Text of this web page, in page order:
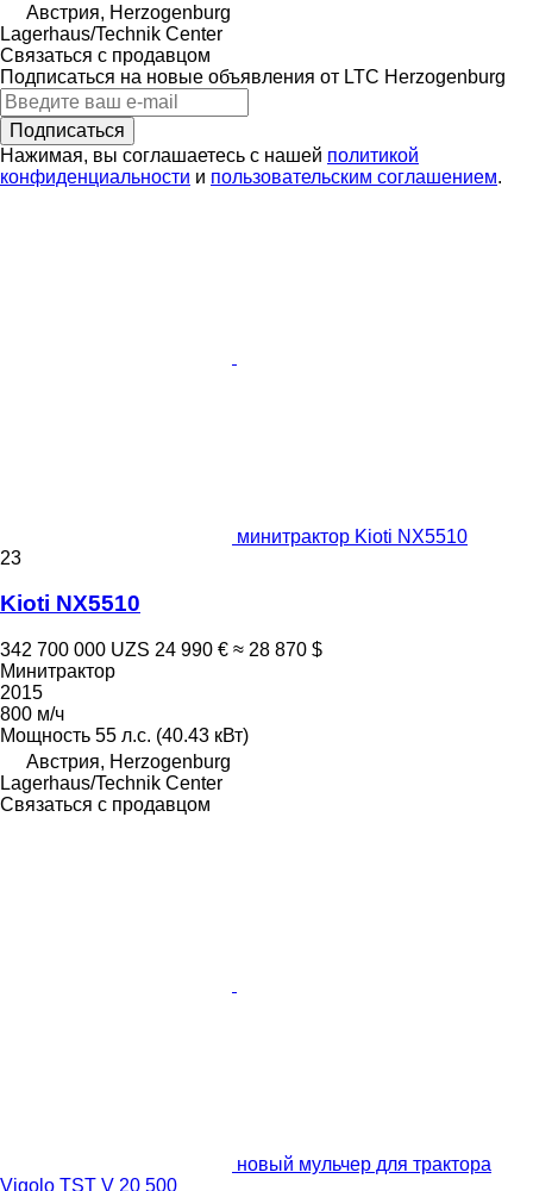
Австрия, Herzogenburg
Lagerhaus/Technik Center
Связаться с продавцом
Подписаться на новые объявления от LTC Herzogenburg
Подписаться
Нажимая, вы соглашаетесь с нашей политикой
конфиденциальности и пользовательским соглашением.
минитрактор Kioti NX5510
23
Kioti NX5510
342 700 000 UZS 24 990 € ≈ 28 870 $
Минитрактор
2015
800 м/ч
Мощность 55 л.с. (40.43 кВт)
Австрия, Herzogenburg
Lagerhaus/Technik Center
Связаться с продавцом
новый мульчер для трактора
Vigolo TST V 20 500